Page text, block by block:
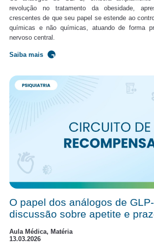
revolução no tratamento da obesidade,
crescentes de que seu papel se estende ao
químicas e não químicas, atuando de forma
nervoso central.
Saiba mais
O papel dos análogos de
discussão sobre apetite e
Aula Médica, Matéria
13.03.2026